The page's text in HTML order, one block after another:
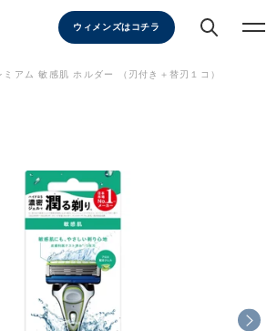
ウィメンズはコチラ
ミアム 敏感肌 ホルダー （刃付き＋替刃１コ）